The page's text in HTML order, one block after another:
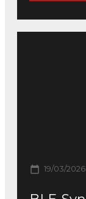
19/03/2026